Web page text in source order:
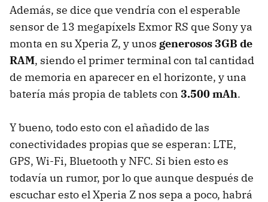
Además, se dice que vendría con el esperable
sensor de 13 megapíxels Exmor RS que Sony ya
monta en su Xperia Z, y unos generosos 3GB de
RAM, siendo el primer terminal con tal cantidad
de memoria en aparecer en el horizonte, y una
batería más propia de tablets con 3.500 mAh.
Y bueno, todo esto con el añadido de las
conectividades propias que se esperan: LTE,
GPS, Wi-Fi, Bluetooth y NFC. Si bien esto es
todavía un rumor, por lo que aunque después de
escuchar esto el Xperia Z nos sepa a poco, habrá